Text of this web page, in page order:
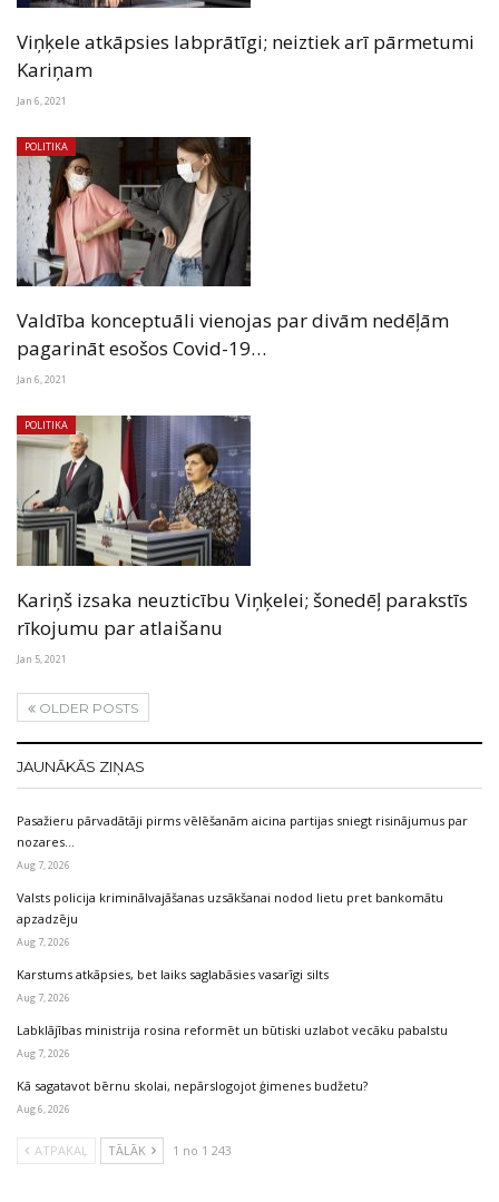
Viņķele atkāpsies labprātīgi; neiztiek arī pārmetumi
Kariņam
Jan 6, 2021
POLITIKA
Valdība konceptuāli vienojas par divām nedēļām
pagarināt esošos Covid-19…
Jan 6, 2021
POLITIKA
Kariņš izsaka neuzticību Viņķelei; šonedēļ parakstīs
rīkojumu par atlaišanu
Jan 5, 2021
OLDER POSTS
JAUNĀKĀS ZIŅAS
Pasažieru pārvadātāji pirms vēlēšanām aicina partijas sniegt risinājumus par
nozares…
Aug 7, 2026
Valsts policija kriminālvajāšanas uzsākšanai nodod lietu pret bankomātu
apzadzēju
Aug 7, 2026
Karstums atkāpsies, bet laiks saglabāsies vasarīgi silts
Aug 7, 2026
Labklājības ministrija rosina reformēt un būtiski uzlabot vecāku pabalstu
Aug 7, 2026
Kā sagatavot bērnu skolai, nepārslogojot ģimenes budžetu?
Aug 6, 2026
ATPAKAĻ TĀLĀK 1 no 1 243